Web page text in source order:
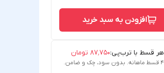
افزودن به سبد خرید
هر قسط با ترب‌پی:۸۷٬۷۵۰ تومان
۴ قسط ماهانه. بدون سود، چک و ضامن.